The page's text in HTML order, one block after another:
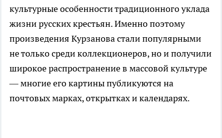
культурные особенности традиционного уклада
жизни русских крестьян. Именно поэтому
произведения Курзанова стали популярными
не только среди коллекционеров, но и получили
широкое распространение в массовой культуре
— многие его картины публикуются на
почтовых марках, открытках и календарях.